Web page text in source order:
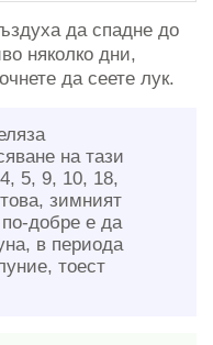
да спадне до
няколко дни,
да сеете лук.
на тази
5, 9, 10, 18,
зимният
добре е да
в периода
тоест